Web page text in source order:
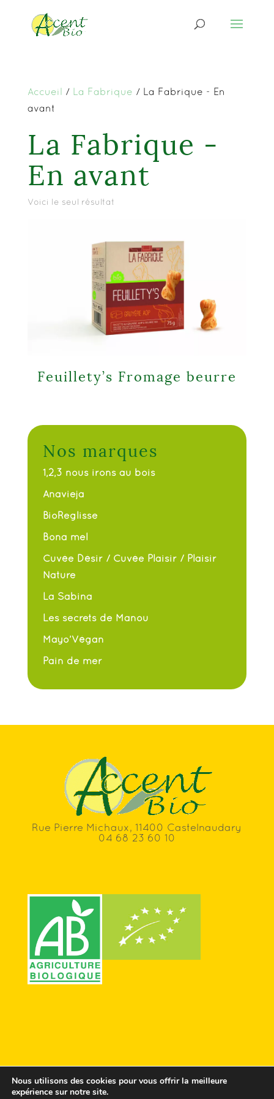
Accueil / La Fabrique / La Fabrique - En
avant
La Fabrique -
En avant
Voici le seul résultat
Feuillety’s Fromage beurre
Nos marques
1,2,3 nous irons au bois
Anavieja
BioReglisse
Bona mel
Cuvée Désir / Cuvée Plaisir / Plaisir
Nature
La Sabina
Les secrets de Manou
Mayo’Végan
Pain de mer
Rue Pierre Michaux, 11400 Castelnaudary
04 68 23 60 10
Nous utilisons des cookies pour vous offrir la meilleure
expérience sur notre site.